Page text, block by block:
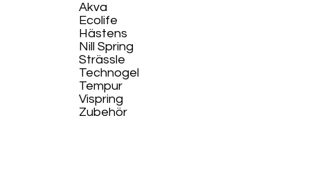
Akva
Ecolife​
Hästens
Nill Spring
Strässle
Technogel
Tempur
Vispring
Zubehör